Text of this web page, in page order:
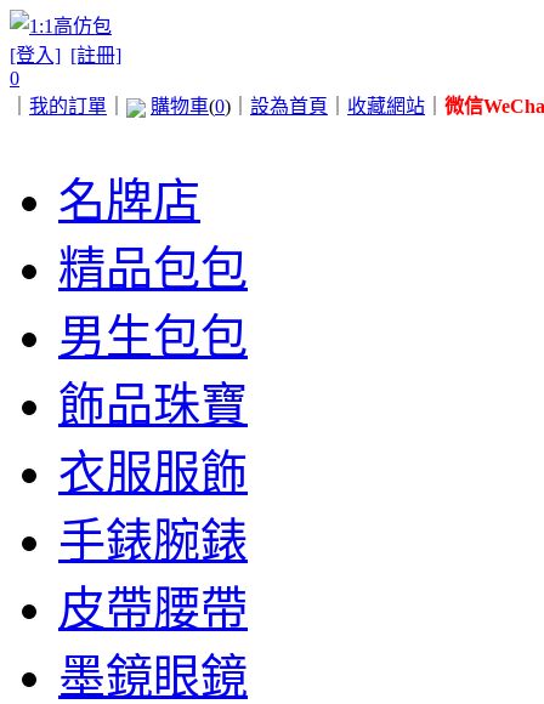
[登入] [註冊]
0
我的訂單 購物車(0) 設為首頁 收藏網站 微信
名牌店
精品包包
男生包包
飾品珠寶
衣服服飾
手錶腕錶
皮帶腰帶
墨鏡眼鏡